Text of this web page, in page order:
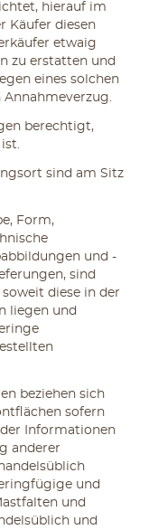
hierauf im
Käufer diesen
etwaig
zu erstatten und
eines solchen
berechtigt,
sind am Sitz
Form,
und -
sind
diese in der
liegen und
beziehen sich
sofern
Informationen
anderer
und
und
und